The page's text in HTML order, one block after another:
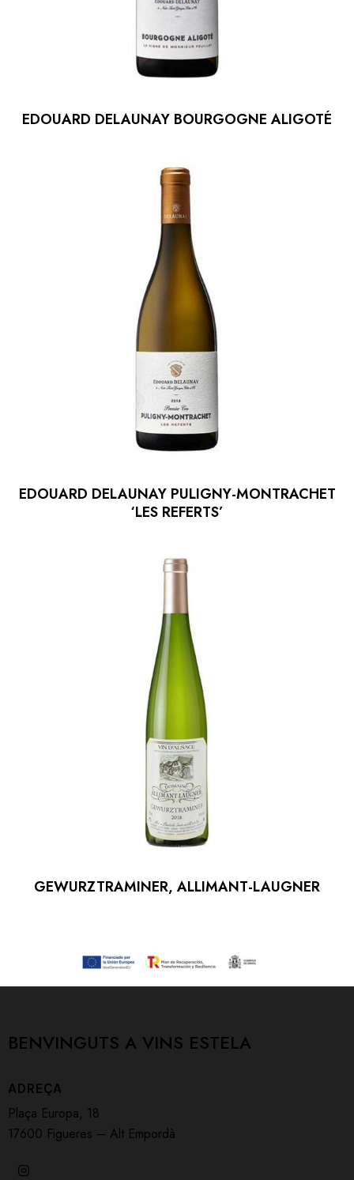
EDOUARD DELAUNAY BOURGOGNE ALIGOTÉ
EDOUARD DELAUNAY PULIGNY-MONTRACHET
‘LES REFERTS’
GEWURZTRAMINER, ALLIMANT-LAUGNER
BENVINGUTS A VINS ESTELA
ADREÇA
Plaça Europa, 18
17600 Figueres – Alt Empordà